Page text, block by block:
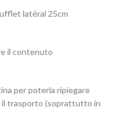
latéral 25cm
il contenuto
per poterla ripiegare
il trasporto (soprattutto in